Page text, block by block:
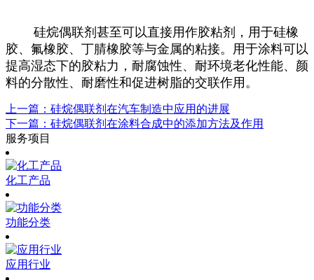
硅烷偶联剂甚至可以直接用作胶粘剂，用于硅橡
胶、氟橡胶、丁腈橡胶等与金属的粘接。用于涂料可以
提高湿态下的胶粘力，耐腐蚀性、耐环境老化性能、颜
料的分散性、耐磨性和促进树脂的交联作用。
上一篇：硅烷偶联剂在汽车制造中应用的进展
下一篇：硅烷偶联剂在涂料合成中的添加方法及作用
服务项目
化工产品
功能分类
应用行业